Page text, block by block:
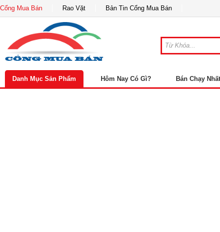
Cổng Mua Bán Rao Vặt Bản Tin Cổng Mua Bán
Danh Mục Sản Phẩm Hôm Nay Có Gì? Bán Chạy Nhất